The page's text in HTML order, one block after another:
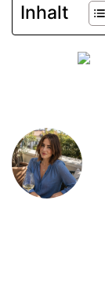
Inhalt